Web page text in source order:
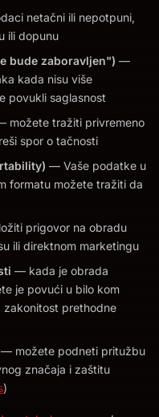
netačni ili nepotpuni,
ili dopunu
bude zaboravljen") —
kada nisu više
povukli saglasnost
možete tražiti privremeno
spor o tačnosti
— Vaše podatke u
formatu možete tražiti da
prigovor na obradu
ili direktnom marketingu
— kada je obrada
je povući u bilo kom
zakonitost prethodne
— možete podneti pritužbu
značaja i zaštitu
)